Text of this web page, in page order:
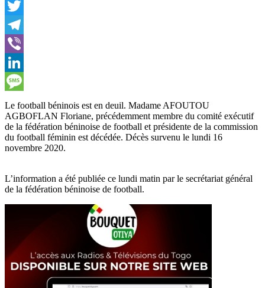
Facebook
Twitter
Telegram
Viber
LinkedIn
Message
Le football béninois est en deuil. Madame AFOUTOU
AGBOFLAN Floriane, précédemment membre du comité exécutif
de la fédération béninoise de football et présidente de la commission
du football féminin est décédée. Décès survenu le lundi 16
novembre 2020.
L’information a été publiée ce lundi matin par le secrétariat général
de la fédération béninoise de football.